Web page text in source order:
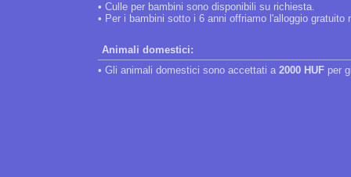
• Culle per bambini sono disponibili su richiesta.
• Per i bambini sotto i 6 anni offriamo l'alloggio gratuito
Animali domestici:
• Gli animali domestici sono accettati a 2000 HUF per